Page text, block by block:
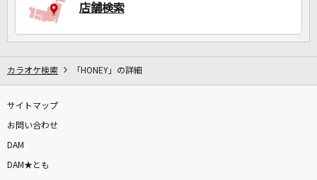
店舗検索
カラオケ検索 「HONEY」の詳細
サイトマップ
お問い合わせ
DAM
DAM★とも